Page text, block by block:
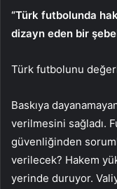
“Türk futbolunda
dizayn eden bir
Türk futbolunu
Baskıya
verilmesini sağladı.
güvenliğinden
verilecek? Hakem
yerinde duruyor.